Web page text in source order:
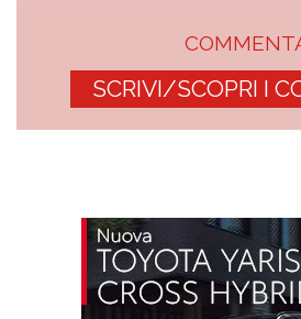
SCRIVI/SCOPRI I